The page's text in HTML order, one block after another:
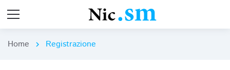
Home chevron_right Registrazione